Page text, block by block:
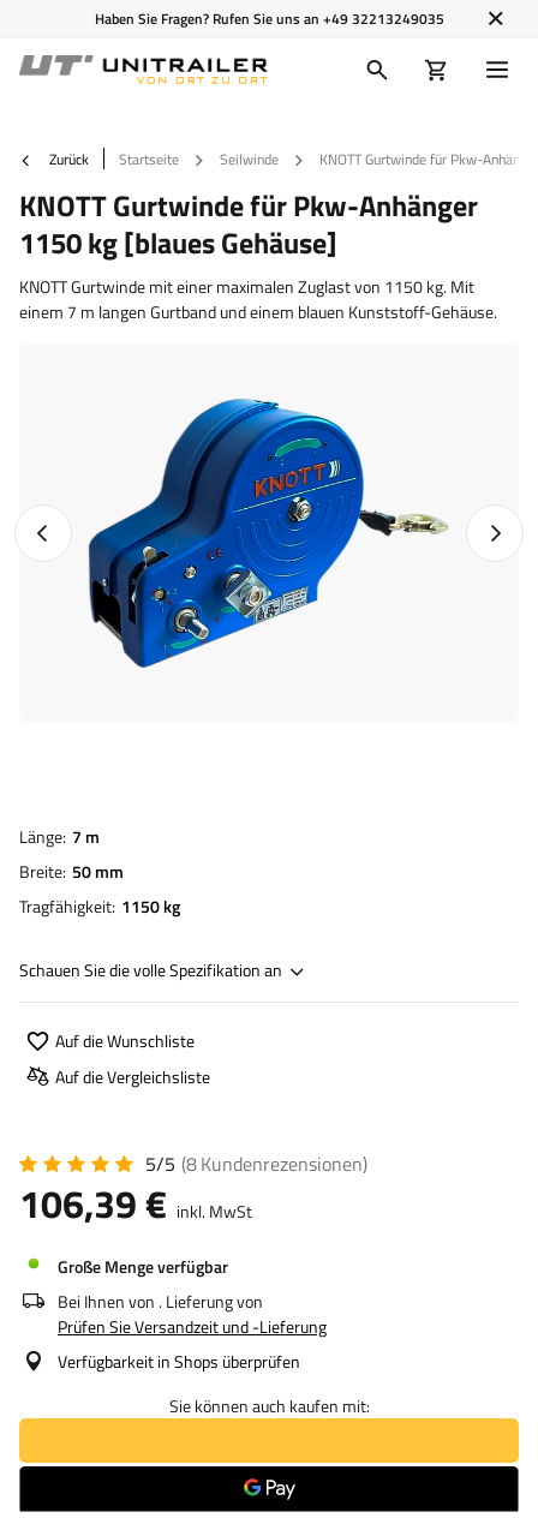
Haben Sie Fragen? Rufen Sie uns an +49 32213249035
Zurück Startseite Seilwinde KNOTT Gurtwinde für Pkw-
KNOTT Gurtwinde für Pkw-Anhänger
1150 kg [blaues Gehäuse]
KNOTT Gurtwinde mit einer maximalen Zuglast von 1150 kg. Mit
einem 7 m langen Gurtband und einem blauen Kunststoff-Gehäuse.
Vorheriges Foto
Länge 7 m
Breite 50 mm
Tragfähigkeit 1150 kg
Schauen Sie die volle Spezifikation an
Auf die Wunschliste
Auf die Vergleichsliste
5/5 (8Kundenrezensionen)
106,39 € inkl. MwSt
Große Menge verfügbar
Bei Ihnen von . Lieferung von
Prüfen Sie Versandzeit und -Lieferung
Verfügbarkeit in Shops überprüfen
Sie können auch kaufen mit: